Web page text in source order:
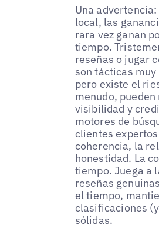
Una advertencia:
local, las
rara vez ganan
tiempo.
reseñas o jugar
son tácticas
pero existe el
menudo,
visibilidad y
motores de
clientes
coherencia, la
honestidad. La
tiempo. Juega a
reseñas
el tiempo,
clasificaciones
sólidas.